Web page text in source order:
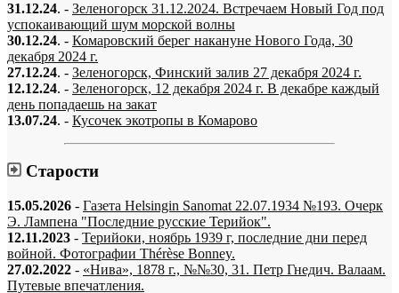
31.12.24. - Зеленогорск 31.12.2024. Встречаем Новый Год под
успокаивающий шум морской волны
30.12.24. - Комаровский берег накануне Нового Года, 30
декабря 2024 г.
27.12.24. - Зеленогорск, Финский залив 27 декабря 2024 г.
12.12.24. - Зеленогорск, 12 декабря 2024 г. В декабре каждый
день попадаешь на закат
13.07.24. - Кусочек экотропы в Комарово
Старости
15.05.2026 - Газета Helsingin Sanomat 22.07.1934 №193. Очерк
Э. Лампена "Последние русские Терийок".
12.11.2023 - Терийоки, ноябрь 1939 г, последние дни перед
войной. Фотографии Thérèse Bonney.
27.02.2022 - «Нива», 1878 г., №№30, 31. Петр Гнедич. Валаам.
Путевые впечатления.